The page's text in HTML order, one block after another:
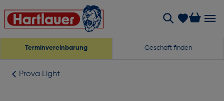
Terminvereinbarung Geschäft finden
Prova Light